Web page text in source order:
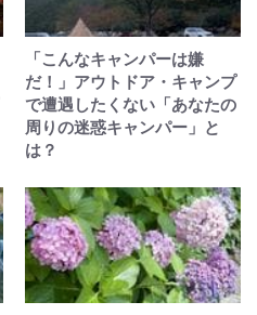
「こんなキャンパーは嫌
だ！」アウトドア・キャンプ
で遭遇したくない「あなたの
周りの迷惑キャンパー」と
は？